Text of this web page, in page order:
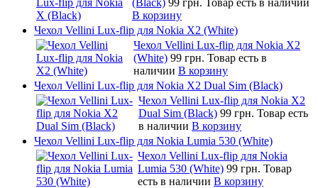
В корзину
Чехол Vellini Lux-flip для Nokia X2 (White)
Чехол Vellini Lux-flip для Nokia X2
(White) 99 грн. Товар есть в
наличии В корзину
Чехол Vellini Lux-flip для Nokia X2 Dual Sim (Black)
Чехол Vellini Lux-flip для Nokia X2
Dual Sim (Black) 99 грн. Товар есть
в наличии В корзину
Чехол Vellini Lux-flip для Nokia Lumia 530 (White)
Чехол Vellini Lux-flip для Nokia
Lumia 530 (White) 99 грн. Товар
есть в наличии В корзину